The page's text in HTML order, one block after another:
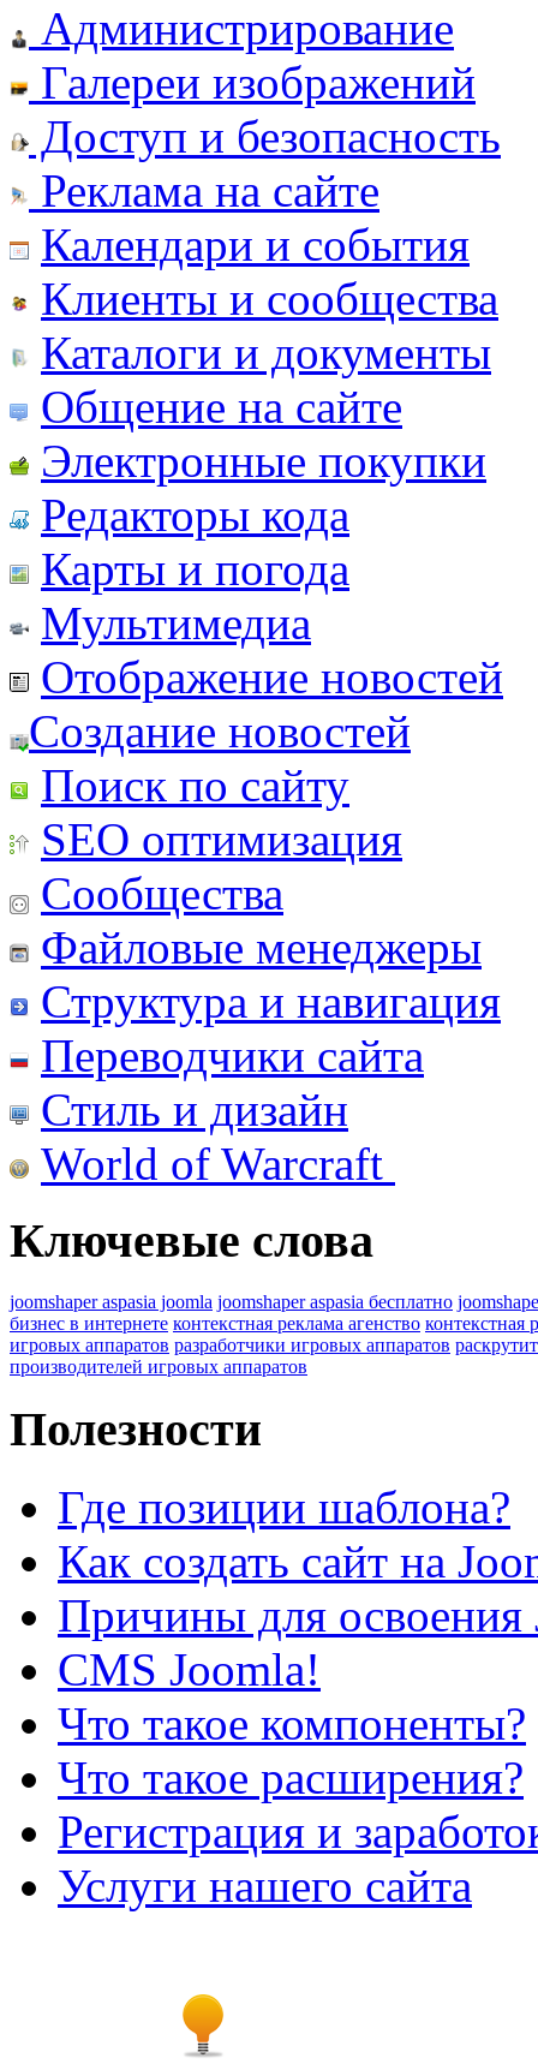
Администрирование
Галереи изображений
Доступ и безопасность
Реклама на сайте
Календари и события
Клиенты и сообщества
Каталоги и документы
Общение на сайте
Электронные покупки
Редакторы кода
Карты и погода
Мультимедиа
Отображение новостей
Создание новостей
Поиск по сайту
SEO оптимизация
Сообщества
Файловые менеджеры
Структура и навигация
Переводчики сайта
Стиль и дизайн
World of Warcraft
Ключевые слова
joomshaper aspasia joomla joomshaper aspasia бесплатно
бизнес в интернете контекстная реклама агенство контекстная
игровых аппаратов разработчики игровых аппаратов
производителей игровых аппаратов
Полезности
Где позиции шаблона?
Как создать сайт на
Причины для освоения
CMS Joomla!
Что такое компоненты?
Что такое расширения?
Регистрация и
Услуги нашего сайта